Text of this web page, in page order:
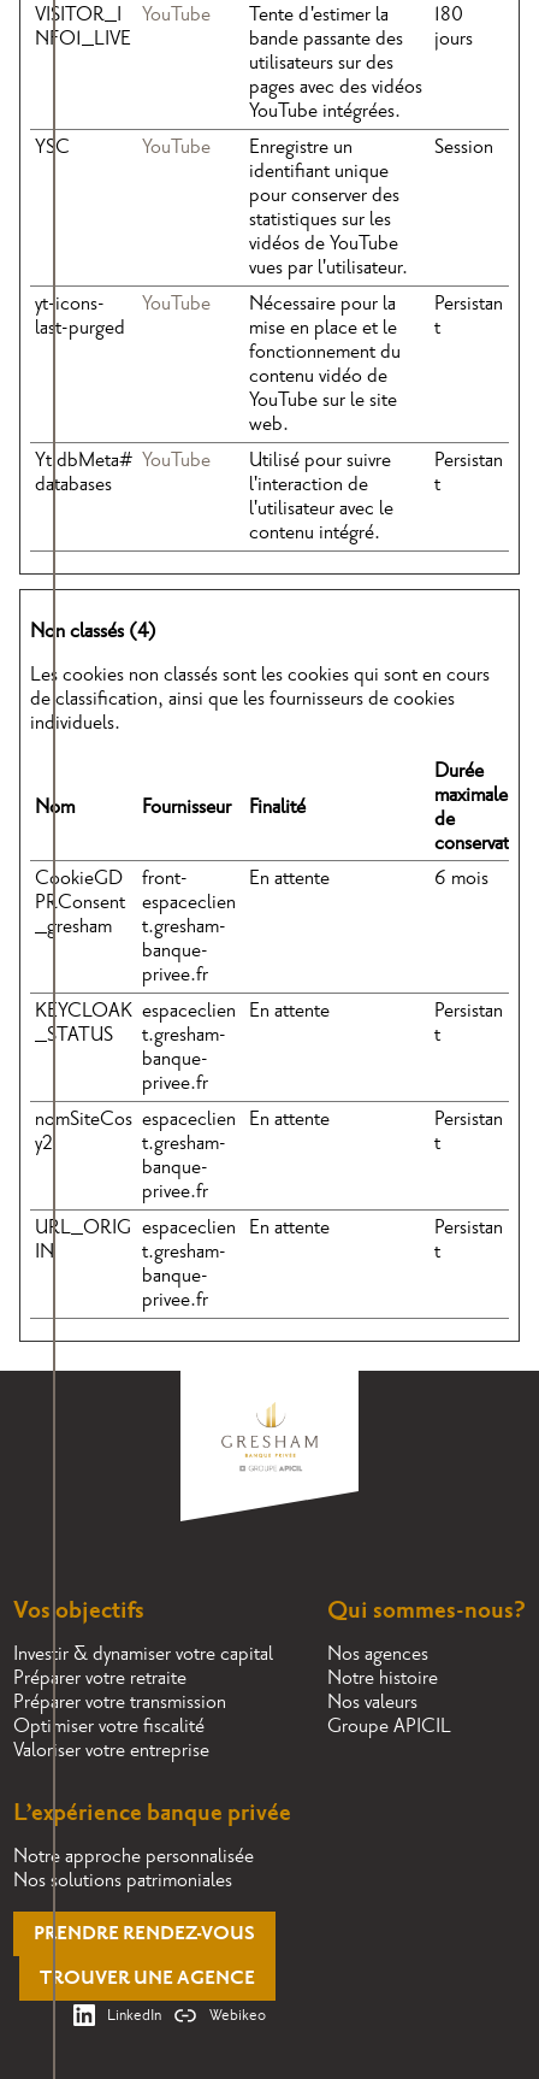
VISITOR_I
NFO1_LIVE
YouTube
Tente d'estimer la
bande passante des
utilisateurs sur des
pages avec des vidéos
YouTube intégrées.
180
jours
YSC YouTube
Enregistre un
identifiant unique
pour conserver des
statistiques sur les
vidéos de YouTube
vues par l'utilisateur.
Session
yt-icons-
last-purged
YouTube
Nécessaire pour la
mise en place et le
fonctionnement du
contenu vidéo de
YouTube sur le site
web.
Persistan
t
YtIdbMeta#
databases
YouTube
Utilisé pour suivre
l'interaction de
l'utilisateur avec le
contenu intégré.
Persistan
t
Non classés (4)
Les cookies non classés sont les cookies qui sont en cours
de classification, ainsi que les fournisseurs de cookies
individuels.
Nom Fournisseur Finalité
Durée
maximale
de
conservation
CookieGD
PRConsent
_gresham
front-
espaceclien
t.gresham-
banque-
privee.fr
En attente 6 mois
KEYCLOAK
_STATUS
espaceclien
t.gresham-
banque-
privee.fr
En attente
Persistan
t
nomSiteCos
y2
espaceclien
t.gresham-
banque-
privee.fr
En attente
Persistan
t
URL_ORIG
IN
espaceclien
t.gresham-
banque-
privee.fr
En attente
Persistan
t
Vos objectifs
Investir & dynamiser votre capital
Préparer votre retraite
Préparer votre transmission
Optimiser votre fiscalité
Valoriser votre entreprise
Qui sommes-nous?
Nos agences
Notre histoire
Nos valeurs
Groupe APICIL
L’expérience banque privée
Notre approche personnalisée
Nos solutions patrimoniales
PRENDRE RENDEZ-VOUS
TROUVER UNE AGENCE
LinkedIn Webikeo